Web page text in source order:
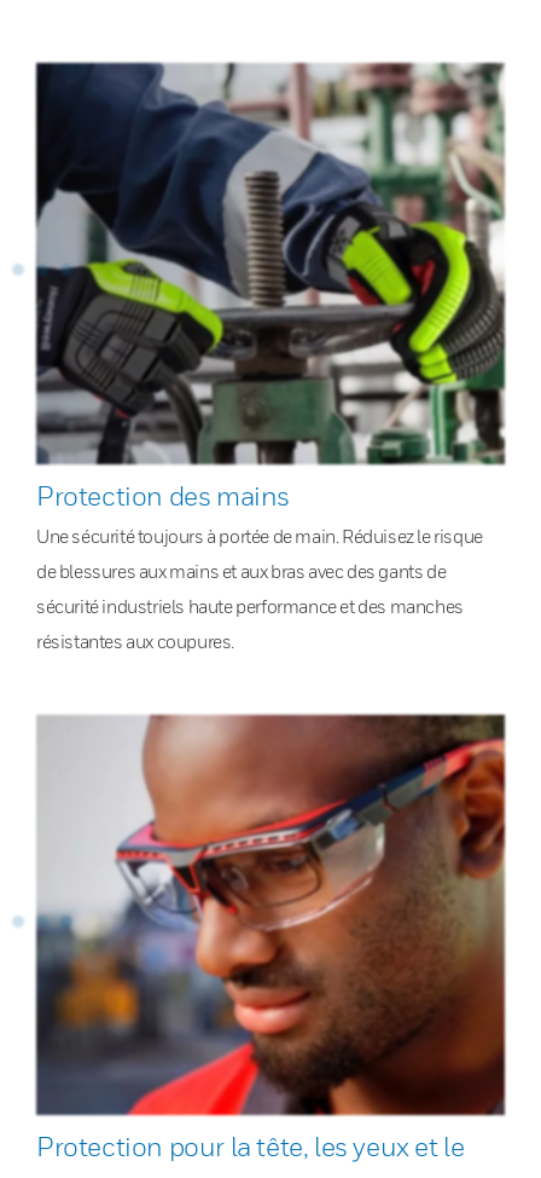
Protection des mains
Une sécurité toujours à portée de main. Réduisez le risque
de blessures aux mains et aux bras avec des gants de
sécurité industriels haute performance et des manches
résistantes aux coupures.
Protection pour la tête, les yeux et le